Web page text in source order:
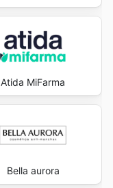
Atida MiFarma
Bella aurora